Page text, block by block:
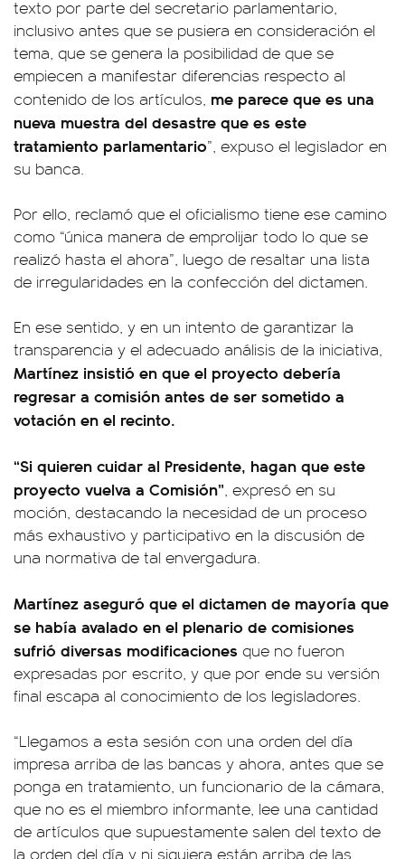
texto por parte del secretario parlamentario,
inclusivo antes que se pusiera en consideración el
tema, que se genera la posibilidad de que se
empiecen a manifestar diferencias respecto al
contenido de los artículos, me parece que es una
nueva muestra del desastre que es este
tratamiento parlamentario”, expuso el legislador en
su banca.
Por ello, reclamó que el oficialismo tiene ese camino
como “única manera de emprolijar todo lo que se
realizó hasta el ahora”, luego de resaltar una lista
de irregularidades en la confección del dictamen.
En ese sentido, y en un intento de garantizar la
transparencia y el adecuado análisis de la iniciativa,
Martínez insistió en que el proyecto debería
regresar a comisión antes de ser sometido a
votación en el recinto.
“Si quieren cuidar al Presidente, hagan que este
proyecto vuelva a Comisión”, expresó en su
moción, destacando la necesidad de un proceso
más exhaustivo y participativo en la discusión de
una normativa de tal envergadura.
Martínez aseguró que el dictamen de mayoría que
se había avalado en el plenario de comisiones
sufrió diversas modificaciones que no fueron
expresadas por escrito, y que por ende su versión
final escapa al conocimiento de los legisladores.
“Llegamos a esta sesión con una orden del día
impresa arriba de las bancas y ahora, antes que se
ponga en tratamiento, un funcionario de la cámara,
que no es el miembro informante, lee una cantidad
de artículos que supuestamente salen del texto de
la orden del día y ni siquiera están arriba de las